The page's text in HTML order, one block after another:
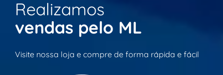
Realizamos
vendas pelo ML
Visite nossa loja e compre de forma rápida e fácil